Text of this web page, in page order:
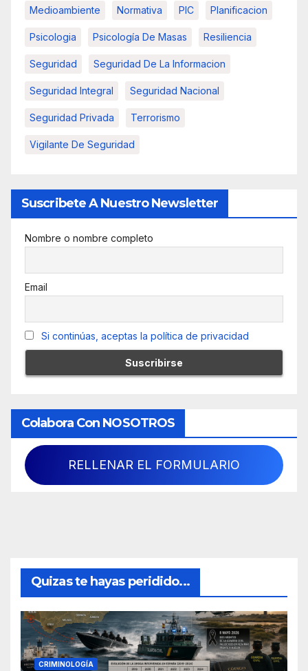
Medioambiente Normativa PIC Planificacion
Psicologia Psicología De Masas Resiliencia
Seguridad Seguridad De La Informacion
Seguridad Integral Seguridad Nacional
Seguridad Privada Terrorismo
Vigilante De Seguridad
Suscribete A Nuestro Newsletter
Nombre o nombre completo
Email
Si continúas, aceptas la política de privacidad
Colabora Con NOSOTROS
RELLENAR EL FORMULARIO
Quizas te hayas peridido...
CRIMINOLOGÍA